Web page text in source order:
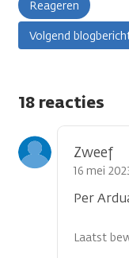
Reageren
Volgend
18 reacties
Zweef
16 mei
Per
Laatst